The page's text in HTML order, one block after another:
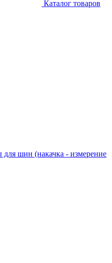
Каталог товаров
шин (накачка - измерение